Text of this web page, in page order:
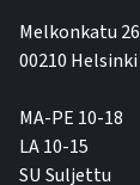
Melkonkatu 26
00210 Helsinki
MA-PE 10-18
LA 10-15
SU Suljettu